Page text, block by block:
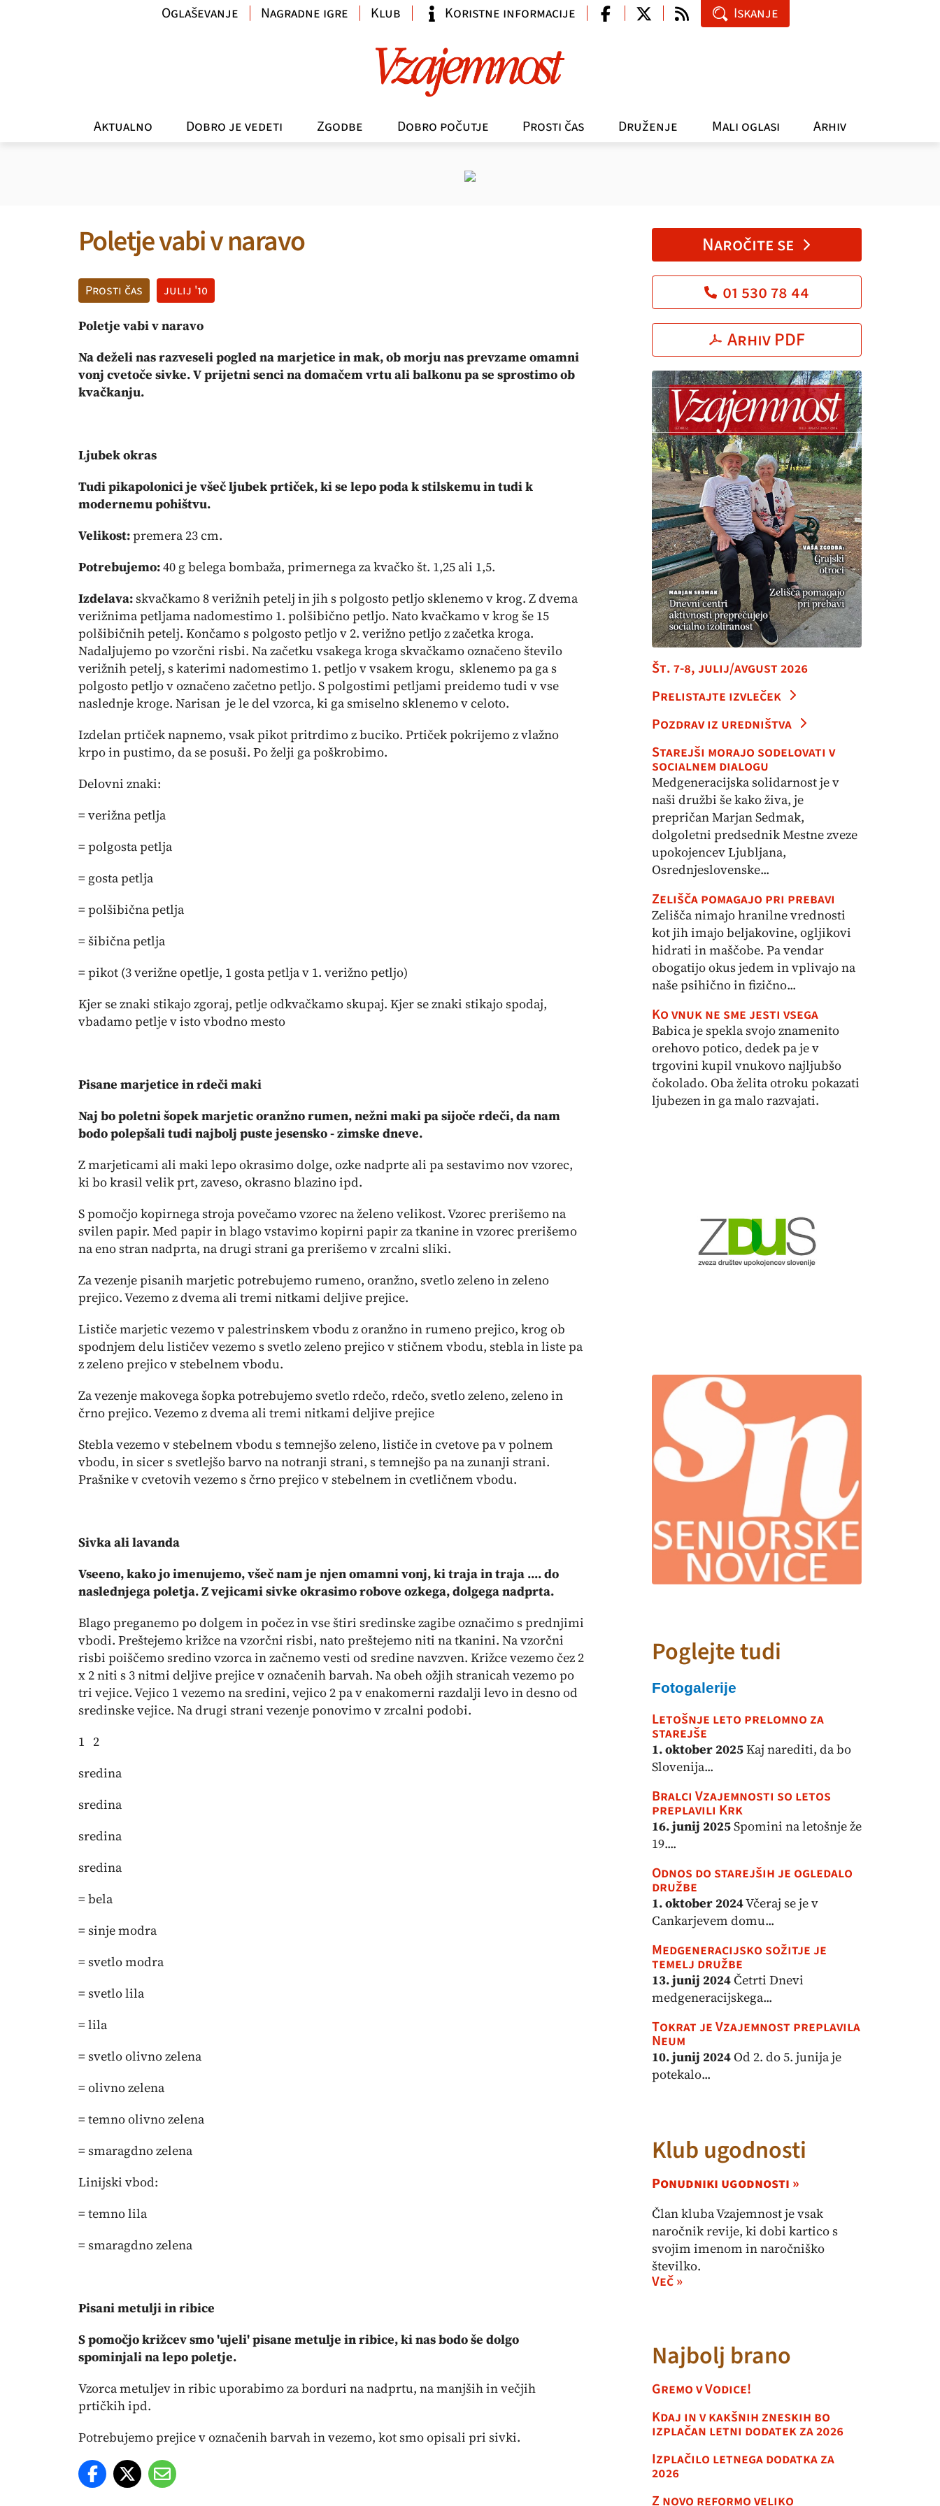
Aktualno Dobro je vedeti Zgodbe Dobro počutje Prosti čas Druženje Mali oglasi Arhiv
Oglaševanje Nagradne igre Klub Koristne informacije Iskanje
Poletje vabi v naravo
Prosti čas
julij '10
Poletje vabi v naravo
Na deželi nas razveseli pogled na marjetice in mak, ob morju nas prevzame omamni
vonj cvetoče sivke. V prijetni senci na domačem vrtu ali balkonu pa se sprostimo ob
kvačkanju.
Ljubek okras
Tudi pikapolonici je všeč ljubek prtiček, ki se lepo poda k stilskemu in tudi k
modernemu pohištvu.
Velikost:premera 23 cm.
Potrebujemo:40 g belega bombaža, primernega za kvačko št. 1,25 ali 1,5.
Izdelava:skvačkamo 8 verižnih petelj in jih s polgosto petljo sklenemo v krog. Z dvema
verižnima petljama nadomestimo 1. polšibično petljo. Nato kvačkamo v krog še 15
polšibičnih petelj. Končamo s polgosto petljo v 2. verižno petljo z začetka kroga.
Nadaljujemo po vzorčni risbi. Na začetku vsakega kroga skvačkamo označeno število
verižnih petelj, s katerimi nadomestimo 1. petljo v vsakem krogu, sklenemo pa ga s
polgosto petljo v označeno začetno petljo. S polgostimi petljami preidemo tudi v vse
naslednje kroge. Narisan je le del vzorca, ki ga smiselno sklenemo v celoto.
Izdelan prtiček napnemo, vsak pikot pritrdimo z buciko. Prtiček pokrijemo z vlažno
krpo in pustimo, da se posuši. Po želji ga poškrobimo.
Delovni znaki:
= verižna petlja
= polgosta petlja
= gosta petlja
= polšibična petlja
= šibična petlja
= pikot (3 verižne opetlje, 1 gosta petlja v 1. verižno petljo)
Kjer se znaki stikajo zgoraj, petlje odkvačkamo skupaj. Kjer se znaki stikajo spodaj,
vbadamo petlje v isto vbodno mesto
Pisane marjetice in rdeči maki
Naj bo poletni šopek marjetic oranžno rumen, nežni maki pa sijoče rdeči, da nam
bodo polepšali tudi najbolj puste jesensko - zimske dneve.
Z marjeticami ali maki lepo okrasimo dolge, ozke nadprte ali pa sestavimo nov vzorec,
ki bo krasil velik prt, zaveso, okrasno blazino ipd.
S pomočjo kopirnega stroja povečamo vzorec na želeno velikost. Vzorec prerišemo na
svilen papir. Med papir in blago vstavimo kopirni papir za tkanine in vzorec prerišemo
na eno stran nadprta, na drugi strani ga prerišemo v zrcalni sliki.
Za vezenje pisanih marjetic potrebujemo rumeno, oranžno, svetlo zeleno in zeleno
prejico. Vezemo z dvema ali tremi nitkami deljive prejice.
Lističe marjetic vezemo v palestrinskem vbodu z oranžno in rumeno prejico, krog ob
spodnjem delu lističev vezemo s svetlo zeleno prejico v stičnem vbodu, stebla in liste pa
z zeleno prejico v stebelnem vbodu.
Za vezenje makovega šopka potrebujemo svetlo rdečo, rdečo, svetlo zeleno, zeleno in
črno prejico. Vezemo z dvema ali tremi nitkami deljive prejice
Stebla vezemo v stebelnem vbodu s temnejšo zeleno, lističe in cvetove pa v polnem
vbodu, in sicer s svetlejšo barvo na notranji strani, s temnejšo pa na zunanji strani.
Prašnike v cvetovih vezemo s črno prejico v stebelnem in cvetličnem vbodu.
Sivka ali lavanda
Vseeno, kako jo imenujemo, všeč nam je njen omamni vonj, ki traja in traja .... do
naslednjega poletja. Z vejicami sivke okrasimo robove ozkega, dolgega nadprta.
Blago preganemo po dolgem in počez in vse štiri sredinske zagibe označimo s prednjimi
vbodi. Preštejemo križce na vzorčni risbi, nato preštejemo niti na tkanini. Na vzorčni
risbi poiščemo sredino vzorca in začnemo vesti od sredine navzven. Križce vezemo čez 2
x 2 niti s 3 nitmi deljive prejice v označenih barvah. Na obeh ožjih stranicah vezemo po
tri vejice. Vejico 1 vezemo na sredini, vejico 2 pa v enakomerni razdalji levo in desno od
sredinske vejice. Na drugi strani vezenje ponovimo v zrcalni podobi.
1 2
sredina
sredina
sredina
sredina
= bela
= sinje modra
= svetlo modra
= svetlo lila
= lila
= svetlo olivno zelena
= olivno zelena
= temno olivno zelena
= smaragdno zelena
Linijski vbod:
= temno lila
= smaragdno zelena
Pisani metulji in ribice
S pomočjo križcev smo 'ujeli' pisane metulje in ribice, ki nas bodo še dolgo
spominjali na lepo poletje.
Vzorca metuljev in ribic uporabimo za borduri na nadprtu, na manjših in večjih
prtičkih ipd.
Potrebujemo prejice v označenih barvah in vezemo, kot smo opisali pri sivki.
Naročite se
01 530 78 44
Arhiv PDF
Št. 7-8, julij/avgust 2026
Prelistajte izvleček
Pozdrav iz uredništva
Starejši morajo sodelovati v
socialnem dialogu
Medgeneracijska solidarnost je v
naši družbi še kako živa, je
prepričan Marjan Sedmak,
dolgoletni predsednik Mestne zveze
upokojencev Ljubljana,
Osrednjeslovenske...
Zelišča pomagajo pri prebavi
Zelišča nimajo hranilne vrednosti
kot jih imajo beljakovine, ogljikovi
hidrati in maščobe. Pa vendar
obogatijo okus jedem in vplivajo na
naše psihično in fizično...
Ko vnuk ne sme jesti vsega
Babica je spekla svojo znamenito
orehovo potico, dedek pa je v
trgovini kupil vnukovo najljubšo
čokolado. Oba želita otroku pokazati
ljubezen in ga malo razvajati.
Poglejte tudi
Fotogalerije
Letošnje leto prelomno za
starejše
1. oktober 2025Kaj narediti, da bo
Slovenija...
Bralci Vzajemnosti so letos
preplavili Krk
16. junij 2025Spomini na letošnje že
19....
Odnos do starejših je ogledalo
družbe
1. oktober 2024Včeraj se je v
Cankarjevem domu...
Medgeneracijsko sožitje je
temelj družbe
13. junij 2024Četrti Dnevi
medgeneracijskega...
Tokrat je Vzajemnost preplavila
Neum
10. junij 2024Od 2. do 5. junija je
potekalo...
Klub ugodnosti
Ponudniki ugodnosti »
Član kluba Vzajemnost je vsak
naročnik revije, ki dobi kartico s
svojim imenom in naročniško
številko.
Več »
Najbolj brano
Gremo v Vodice!
Kdaj in v kakšnih zneskih bo
izplačan letni dodatek za 2026
Izplačilo letnega dodatka za
2026
Z novo reformo veliko